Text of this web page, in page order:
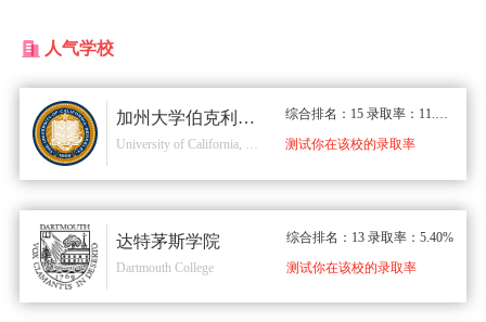
人气学校
加州大学伯克利分校
University of California, Berkeley
综合排名：15 录取率：11.40%
测试你在该校的录取率
达特茅斯学院
Dartmouth College
综合排名：13 录取率：5.40%
测试你在该校的录取率